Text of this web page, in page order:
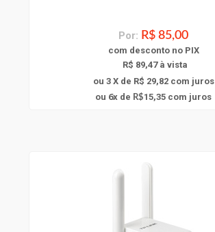
Por: R$ 85,00
com desconto no PIX
R$ 89,47 à vista
ou 3 X de R$ 29,82com juros
ou 6x de R$15,35 com juros